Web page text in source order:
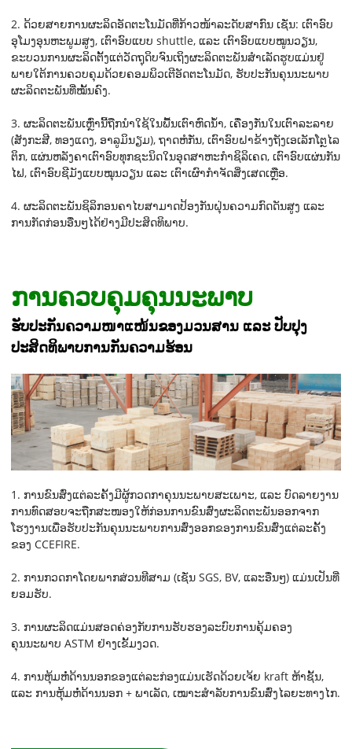
2. ດ້ວຍສາຍການຜະລິດອັດຕະໂນມັດທີ່ກ້າວໜ້າລະດັບສາກົນ ເຊັ່ນ: ເຕົາອົບ
ອຸໂມງອຸນຫະພູມສູງ, ເຕົາອົບແບບ shuttle, ແລະ ເຕົາອົບແບບໝູນວຽນ,
ຂະບວນການຜະລິດຕັ້ງແຕ່ວັດຖຸດິບຈົນເຖິງຜະລິດຕະພັນສຳເລັດຮູບແມ່ນຢູ່
ພາຍໃຕ້ການຄວບຄຸມດ້ວຍຄອມພິວເຕີອັດຕະໂນມັດ, ຮັບປະກັນຄຸນນະພາບ
ຜະລິດຕະພັນທີ່ໝັ້ນຄົງ.
3. ຜະລິດຕະພັນເຫຼົ່ານີ້ຖືກນໍາໃຊ້ໃນພື້ນເຕົາຫົດນໍ້າ, ເຄື່ອງກັ່ນໃນເຕົາລະລາຍ
(ສັງກະສີ, ທອງແດງ, ອາລູມິນຽມ), ຖາດຫໍກັ່ນ, ເຕົາອົບຝາຂ້າງຖັງເອເລັກໂຕຼໄລ
ຕິກ, ແຜ່ນຫລັງຄາເຕົາອົບທຸກຊະນິດໃນອຸດສາຫະກໍາຊິລິເຄດ, ເຕົາອົບແຜ່ນກັນ
ໄຟ, ເຕົາອົບຊີມັງແບບໝຸນວຽນ ແລະ ເຕົາເຜົາກໍາຈັດສິ່ງເສດເຫຼືອ.
4. ຜະລິດຕະພັນຊິລິກອນຄາໄບສາມາດປ້ອງກັນຝຸ່ນຄວາມກົດດັນສູງ ແລະ
ການກັດກ່ອນອື່ນໆໄດ້ຢ່າງມີປະສິດທິພາບ.
ການຄວບຄຸມຄຸນນະພາບ
ຮັບປະກັນຄວາມໜາແໜ້ນຂອງມວນສານ ແລະ ປັບປຸງ
ປະສິດທິພາບການກັນຄວາມຮ້ອນ
1. ການຂົນສົ່ງແຕ່ລະຄັ້ງມີຜູ້ກວດກາຄຸນນະພາບສະເພາະ, ແລະ ບົດລາຍງານ
ການທົດສອບຈະຖືກສະໜອງໃຫ້ກ່ອນການຂົນສົ່ງຜະລິດຕະພັນອອກຈາກ
ໂຮງງານເພື່ອຮັບປະກັນຄຸນນະພາບການສົ່ງອອກຂອງການຂົນສົ່ງແຕ່ລະຄັ້ງ
ຂອງ CCEFIRE.
2. ການກວດກາໂດຍພາກສ່ວນທີສາມ (ເຊັ່ນ SGS, BV, ແລະອື່ນໆ) ແມ່ນເປັນທີ່
ຍອມຮັບ.
3. ການຜະລິດແມ່ນສອດຄ່ອງກັບການຮັບຮອງລະບົບການຄຸ້ມຄອງ
ຄຸນນະພາບ ASTM ຢ່າງເຂັ້ມງວດ.
4. ການຫຸ້ມຫໍ່ດ້ານນອກຂອງແຕ່ລະກ່ອງແມ່ນເຮັດດ້ວຍເຈ້ຍ kraft ຫ້າຊັ້ນ,
ແລະ ການຫຸ້ມຫໍ່ດ້ານນອກ + ພາເລັດ, ເໝາະສຳລັບການຂົນສົ່ງໄລຍະທາງໄກ.